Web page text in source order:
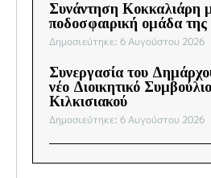
Συνάντηση Κοκκαλιάρη
ποδοσφαιρική ομάδα
Δημοσιεύτηκε: 6 Αυγούστου 2026
Συνεργασία του
νέο Διοικητικό
Κιλκισιακού
Δημοσιεύτηκε: 6 Αυγούστου 2026